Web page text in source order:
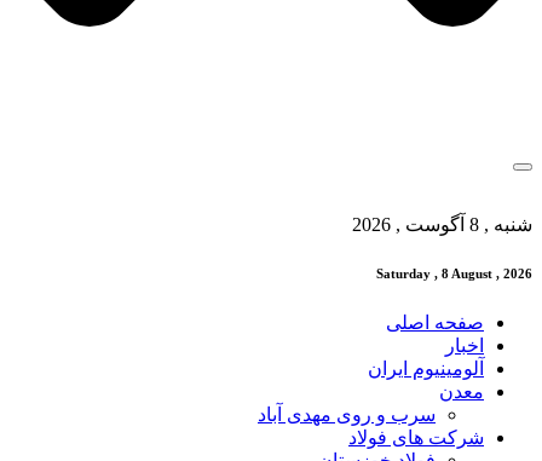
شنبه , 8 آگوست , 2026
Saturday , 8 August , 2026
صفحه اصلی
اخبار
آلومینیوم ایران
معدن
سرب و روی مهدی آباد
شرکت های فولاد